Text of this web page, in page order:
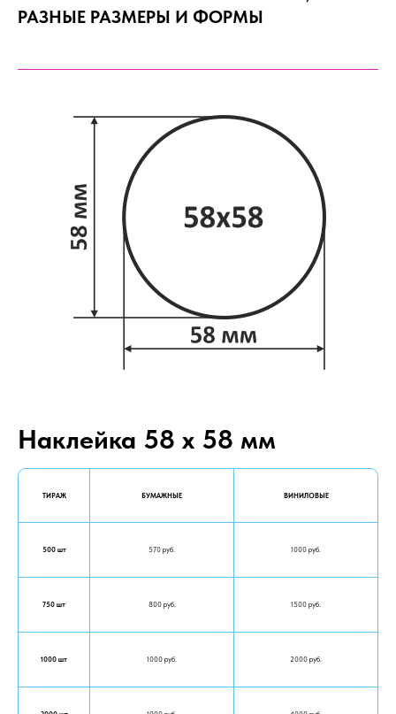
РАЗНЫЕ РАЗМЕРЫ И ФОРМЫ
Наклейка 58 х 58 мм
ТИРАЖ БУМАЖНЫЕ ВИНИЛОВЫЕ
500 шт 570 руб. 1000 руб.
750 шт 800 руб. 1500 руб.
1000 шт 1000 руб. 2000 руб.